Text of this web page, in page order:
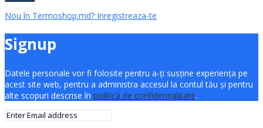
Nou în Termoshop.md? Inregistreaza-te
Signup
Datele personale vor fi folosite pentru a-ți susține experiența pe
acest site web, pentru a administra accesul la contul tău și pentru
alte scopuri descrise în politică de confidențialitate.